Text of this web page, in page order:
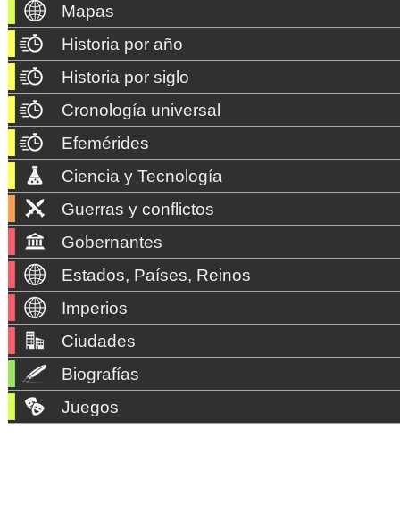
Mapas
Historia por año
Historia por siglo
Cronología universal
Efemérides
Ciencia y Tecnología
Guerras y conflictos
Gobernantes
Estados, Países, Reinos
Imperios
Ciudades
Biografías
Juegos